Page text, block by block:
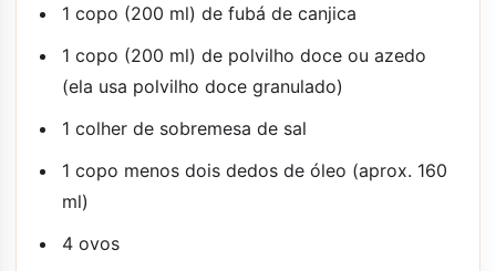
1 copo (200 ml) de fubá de canjica
1 copo (200 ml) de polvilho doce ou azedo
(ela usa polvilho doce granulado)
1 colher de sobremesa de sal
1 copo menos dois dedos de óleo (aprox. 160
ml)
4 ovos